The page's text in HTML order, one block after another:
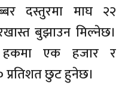
दस्तुरमा माघ २२
बुझाउन मिल्नेछ।
एक हजार र
छुट हुनेछ।